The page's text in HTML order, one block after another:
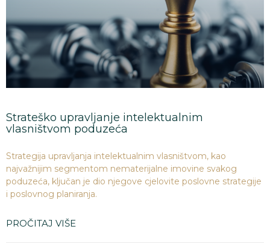
Strateško upravljanje intelektualnim
vlasništvom poduzeća
Strategija upravljanja intelektualnim vlasništvom, kao
najvažnijim segmentom nematerijalne imovine svakog
poduzeća, ključan je dio njegove cjelovite poslovne strategije
i poslovnog planiranja.
PROČITAJ VIŠE